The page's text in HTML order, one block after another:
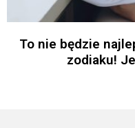
To nie będzie
zodiaku!